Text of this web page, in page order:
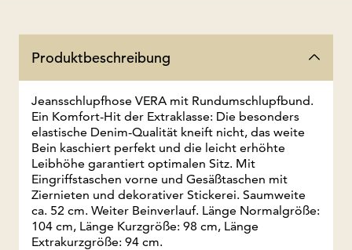
Produktbeschreibung
Jeansschlupfhose VERA mit Rundumschlupfbund.
Ein Komfort-Hit der Extraklasse: Die besonders
elastische Denim-Qualität kneift nicht, das weite
Bein kaschiert perfekt und die leicht erhöhte
Leibhöhe garantiert optimalen Sitz. Mit
Eingriffstaschen vorne und Gesäßtaschen mit
Ziernieten und dekorativer Stickerei. Saumweite
ca. 52 cm. Weiter Beinverlauf. Länge Normalgröße:
104 cm, Länge Kurzgröße: 98 cm, Länge
Extrakurzgröße: 94 cm.